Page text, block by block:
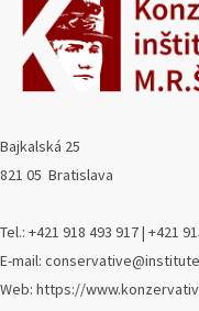
Bajkalská 25
821 05 Bratislava
Tel.: +421 918 493 917 | +421
E-mail:
Web: https://